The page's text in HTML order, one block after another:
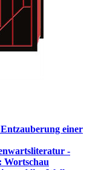
einer
-